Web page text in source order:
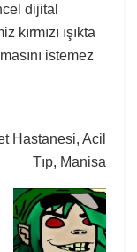
dijital
ışıkta
istemez
Hastanesi, Acil
Tıp, Manisa